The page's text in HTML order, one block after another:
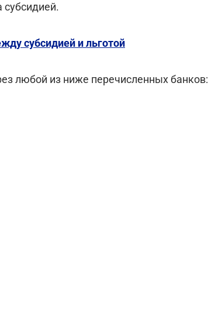
субсидией.
субсидией и льготой
любой из ниже перечисленных банков: